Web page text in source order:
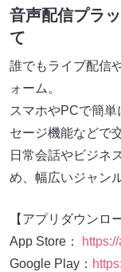
音声配信プラ
て
誰でもライブ配信
ォーム。
スマホやPCで簡
セージ機能などで
日常会話やビジネ
め、幅広いジャン
【アプリダウンロ
App Store：
Google Play：